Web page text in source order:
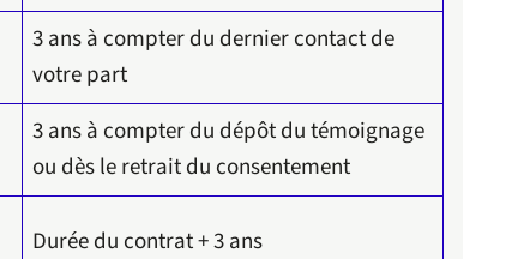
3 ans à compter du dernier contact de
votre part
3 ans à compter du dépôt du témoignage
ou dès le retrait du consentement
Durée du contrat + 3 ans